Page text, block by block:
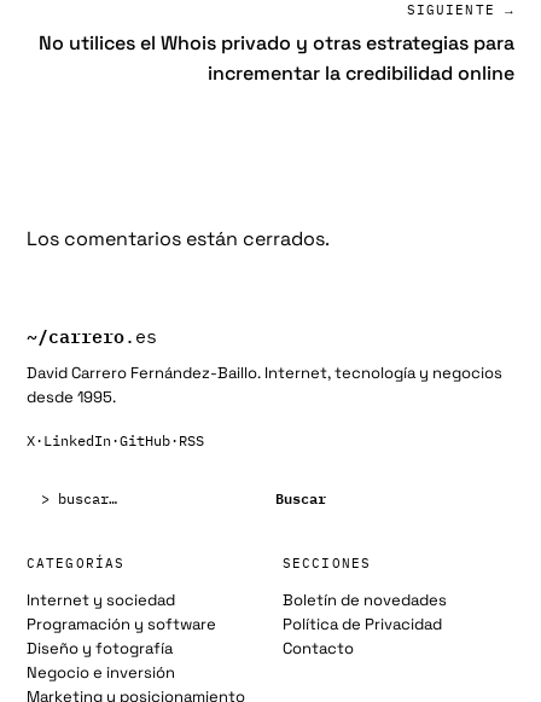
SIGUIENTE →
No utilices el Whois privado y otras estrategias para
incrementar la credibilidad online
Los comentarios están cerrados.
~/carrero.es
David Carrero Fernández-Baillo. Internet, tecnología y negocios
desde 1995.
X· LinkedIn·GitHub· RSS
Buscar
CATEGORÍAS
Internet y sociedad
Programación y software
Diseño y fotografía
Negocio e inversión
Marketing y posicionamiento
SECCIONES
Boletín de novedades
Política de Privacidad
Contacto